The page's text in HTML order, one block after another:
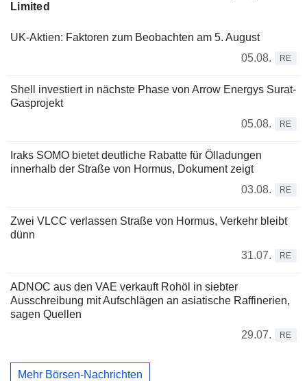
Limited
UK-Aktien: Faktoren zum Beobachten am 5. August
05.08.
RE
Shell investiert in nächste Phase von Arrow Energys Surat-
Gasprojekt
05.08.
RE
Iraks SOMO bietet deutliche Rabatte für Ölladungen
innerhalb der Straße von Hormus, Dokument zeigt
03.08.
RE
Zwei VLCC verlassen Straße von Hormus, Verkehr bleibt
dünn
31.07.
RE
ADNOC aus den VAE verkauft Rohöl in siebter
Ausschreibung mit Aufschlägen an asiatische Raffinerien,
sagen Quellen
29.07.
RE
Mehr Börsen-Nachrichten